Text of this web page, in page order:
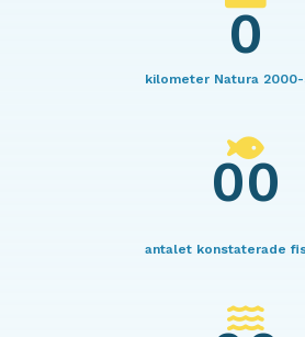
0
kilometer Natura
00
antalet konstaterade